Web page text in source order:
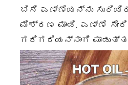
ಬಿಸಿ ಎಣ್ಣೆಯನ್ನು
ಮಿಶ್ರಣ ಮಾಡಿ. ಎಣ್ಣೆ
ಗರಿಗರಿಯನ್ನಾಗಿ